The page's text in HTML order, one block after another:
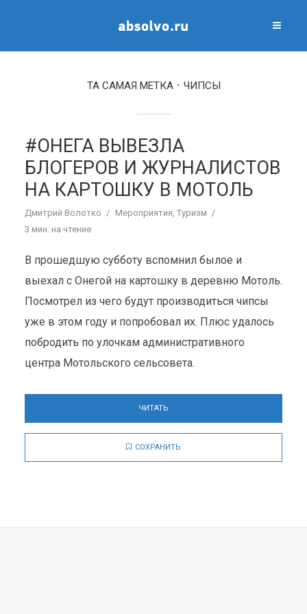
ТА САМАЯ МЕТКА ЧИПСЫ
#ОНЕГА ВЫВЕЗЛА
БЛОГЕРОВ И ЖУРНАЛИСТОВ
НА КАРТОШКУ В МОТОЛЬ
Дмитрий Волотко Мероприятия, Туризм
3 мин. на чтение
В прошедшую субботу вспомнил былое и
выехал с Онегой на картошку в деревню Мотоль.
Посмотрел из чего будут производиться чипсы
уже в этом году и попробовал их. Плюс удалось
побродить по улочкам административного
центра Мотольского сельсовета.
ЧИТАТЬ
СОХРАНИТЬ